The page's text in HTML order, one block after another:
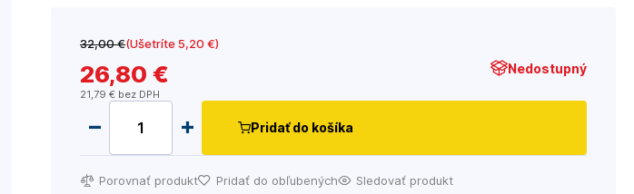
32,00 €(Ušetríte 5,20 €)
26,80 €
21 ,79 € bez DPH
Nedostupný
Pridať do košíka
Porovnať produkt Pridať do obľubených Sledovať produkt